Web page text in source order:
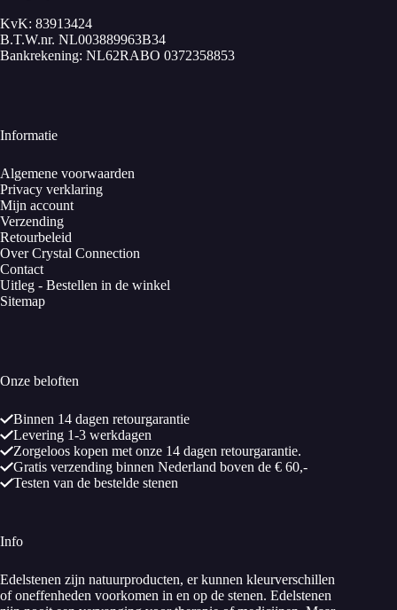
KvK: 83913424
B.T.W.nr. NL003889963B34
Bankrekening: NL62RABO 0372358853
Informatie
Algemene voorwaarden
Privacy verklaring
Mijn account
Verzending
Retourbeleid
Over Crystal Connection
Contact
Uitleg - Bestellen in de winkel
Sitemap
Onze beloften
Binnen 14 dagen retourgarantie
Levering 1-3 werkdagen
Zorgeloos kopen met onze 14 dagen retourgarantie.
Gratis verzending binnen Nederland boven de € 60,-
Testen van de bestelde stenen
Info
Edelstenen zijn natuurproducten, er kunnen kleurverschillen
of oneffenheden voorkomen in en op de stenen. Edelstenen